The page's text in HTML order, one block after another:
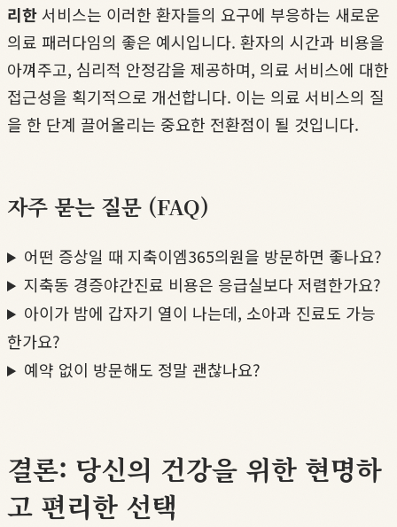
리한 서비스는 이러한 환자들의 요구에 부응하는 새로운
의료 패러다임의 좋은 예시입니다. 환자의 시간과 비용을
아껴주고, 심리적 안정감을 제공하며, 의료 서비스에 대한
접근성을 획기적으로 개선합니다. 이는 의료 서비스의 질
을 한 단계 끌어올리는 중요한 전환점이 될 것입니다.
자주 묻는 질문 (FAQ)
어떤 증상일 때 지축이엠365의원을 방문하면 좋나요?
지축동 경증야간진료 비용은 응급실보다 저렴한가요?
아이가 밤에 갑자기 열이 나는데, 소아과 진료도 가능
한가요?
예약 없이 방문해도 정말 괜찮나요?
결론: 당신의 건강을 위한 현명하
고 편리한 선택